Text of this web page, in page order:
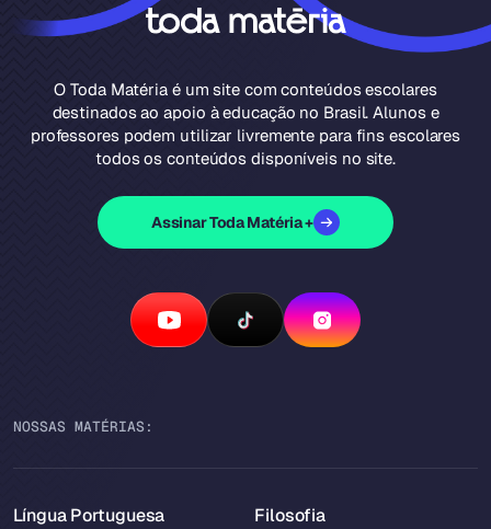
O Toda Matéria é um site com conteúdos escolares
destinados ao apoio à educação no Brasil. Alunos e
professores podem utilizar livremente para fins escolares
todos os conteúdos disponíveis no site.
Assinar Toda Matéria +
NOSSAS MATÉRIAS:
Língua Portuguesa Filosofia